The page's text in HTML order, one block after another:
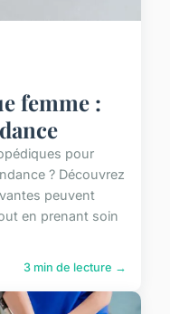
femme :
pour
? Découvrez
peuvent
en prenant soin
3 min de lecture →